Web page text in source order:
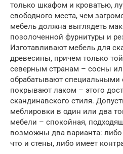
только шкафом и кроватью,
свободного места, чем
мебель должна выглядеть
позолоченной фурнитуры и
Изготавливают мебель для
древесины, причем только
северным странам – сосны
обрабатывают специальными
покрывают лаком – этого
скандинавского стиля.
меблировки в один или два
мебели – спокойная,
возможны два варианта: либо
что и стены, либо имеет